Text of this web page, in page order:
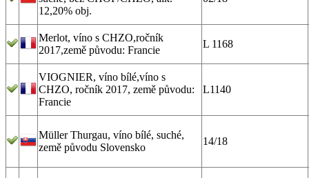
12,20% obj.
Merlot, víno s CHZO,ročník
2017,země původu: Francie
L 1168
VIOGNIER, víno bílé,víno s
CHZO, ročník 2017, země původu:
Francie
L1140
Müller Thurgau, víno bílé, suché,
země původu Slovensko
14/18